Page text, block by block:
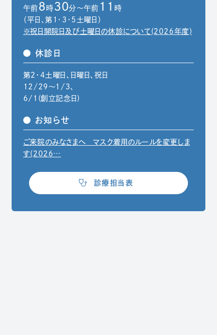
午前 8 時 30分～午前 11
時
（平日、第1・3・5土曜日）
※祝日開院日及び土曜日の休診について(2026年度)
休診日
第2・4土曜日、日曜日、祝日
12/29〜1/3、
6/1(創立記念日)
お知らせ
ご来院のみなさまへ マスク着用のルールを変更しま
す(2026…
診療担当表
（別ウィンドウで開きます）